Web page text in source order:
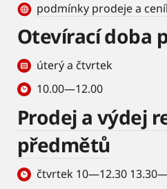
podmínky prodeje a
Otevírací doba
úterý a čtvrtek
10.00—12.00
Prodej a výdej
předmětů
čtvrtek 10—12.30